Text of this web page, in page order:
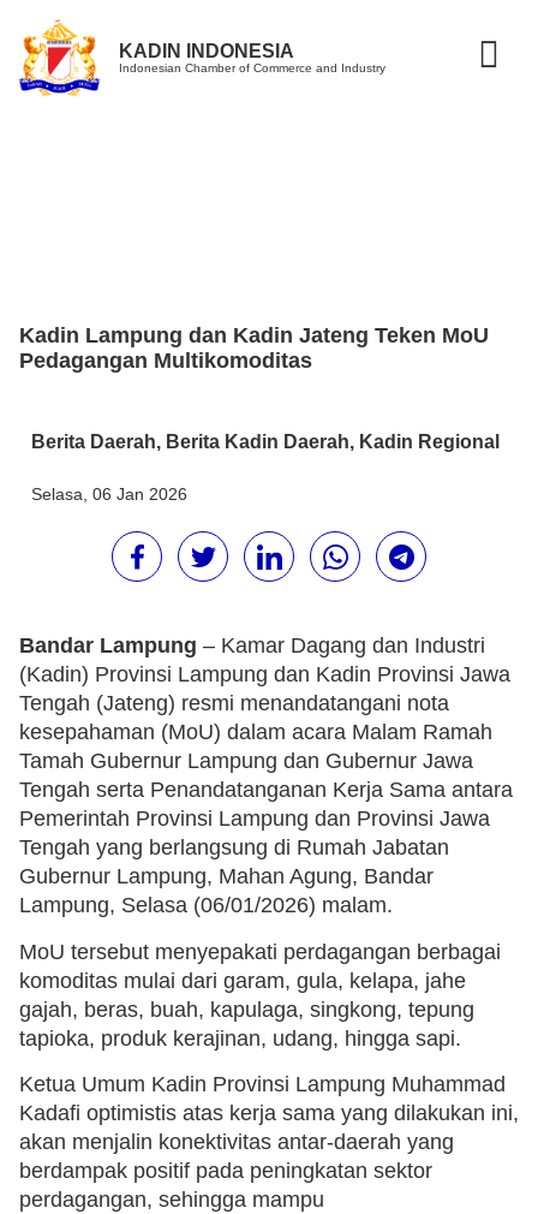
KADIN INDONESIA
Indonesian Chamber of Commerce and Industry
Kadin Lampung dan Kadin Jateng Teken MoU
Pedagangan Multikomoditas
Berita Daerah, Berita Kadin Daerah, Kadin Regional
Selasa, 06 Jan 2026
Bandar Lampung – Kamar Dagang dan Industri
(Kadin) Provinsi Lampung dan Kadin Provinsi Jawa
Tengah (Jateng) resmi menandatangani nota
kesepahaman (MoU) dalam acara Malam Ramah
Tamah Gubernur Lampung dan Gubernur Jawa
Tengah serta Penandatanganan Kerja Sama antara
Pemerintah Provinsi Lampung dan Provinsi Jawa
Tengah yang berlangsung di Rumah Jabatan
Gubernur Lampung, Mahan Agung, Bandar
Lampung, Selasa (06/01/2026) malam.
MoU tersebut menyepakati perdagangan berbagai
komoditas mulai dari garam, gula, kelapa, jahe
gajah, beras, buah, kapulaga, singkong, tepung
tapioka, produk kerajinan, udang, hingga sapi.
Ketua Umum Kadin Provinsi Lampung Muhammad
Kadafi optimistis atas kerja sama yang dilakukan ini,
akan menjalin konektivitas antar-daerah yang
berdampak positif pada peningkatan sektor
perdagangan, sehingga mampu